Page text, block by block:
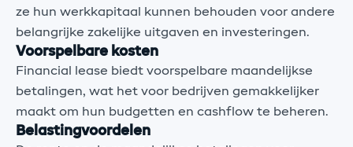
ze hun werkkapitaal kunnen behouden voor andere
belangrijke zakelijke uitgaven en investeringen.
Voorspelbare kosten
Financial lease biedt voorspelbare maandelijkse
betalingen, wat het voor bedrijven gemakkelijker
maakt om hun budgetten en cashflow te beheren.
Belastingvoordelen